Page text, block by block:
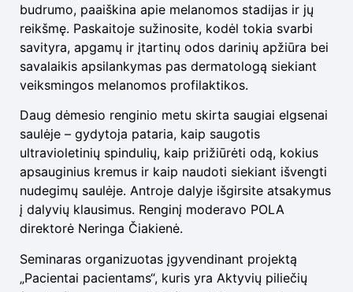
budrumo, paaiškina apie melanomos stadijas ir jų
reikšmę. Paskaitoje sužinosite, kodėl tokia svarbi
savityra, apgamų ir įtartinų odos darinių apžiūra bei
savalaikis apsilankymas pas dermatologą siekiant
veiksmingos melanomos profilaktikos.
Daug dėmesio renginio metu skirta saugiai elgsenai
saulėje – gydytoja pataria, kaip saugotis
ultravioletinių spindulių, kaip prižiūrėti odą, kokius
apsauginius kremus ir kaip naudoti siekiant išvengti
nudegimų saulėje. Antroje dalyje išgirsite atsakymus
į dalyvių klausimus. Renginį moderavo POLA
direktorė Neringa Čiakienė.
Seminaras organizuotas įgyvendinant projektą
„Pacientai pacientams“, kuris yra Aktyvių piliečių